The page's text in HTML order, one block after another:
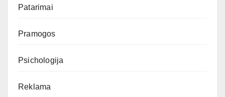
Patarimai
Pramogos
Psichologija
Reklama